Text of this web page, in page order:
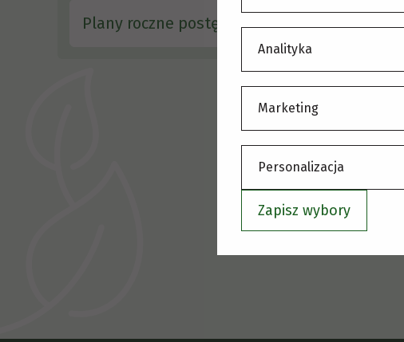
Plany roczne postępowań
wraz z
Analityka
Marketing
Personalizacja
Zapisz wybory